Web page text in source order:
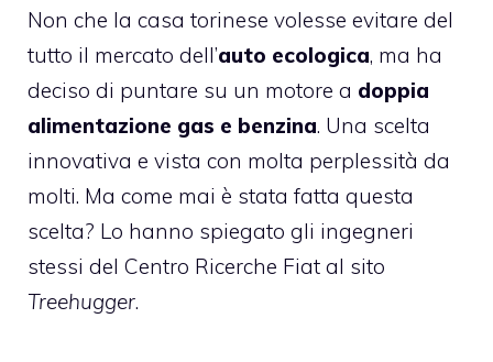
Non che la casa torinese volesse evitare del
tutto il mercato dell’auto ecologica, ma ha
deciso di puntare su un motore a doppia
alimentazione gas e benzina. Una scelta
innovativa e vista con molta perplessità da
molti. Ma come mai è stata fatta questa
scelta? Lo hanno spiegato gli ingegneri
stessi del Centro Ricerche Fiat al sito
Treehugger.